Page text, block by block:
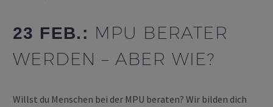
23 FEB.: MPU BERATER
WERDEN – ABER WIE?
Willst du Menschen bei der MPU beraten? Wir bilden dich